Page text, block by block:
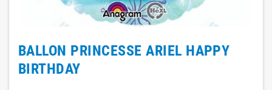
BALLON PRINCESSE ARIEL HAPPY
BIRTHDAY